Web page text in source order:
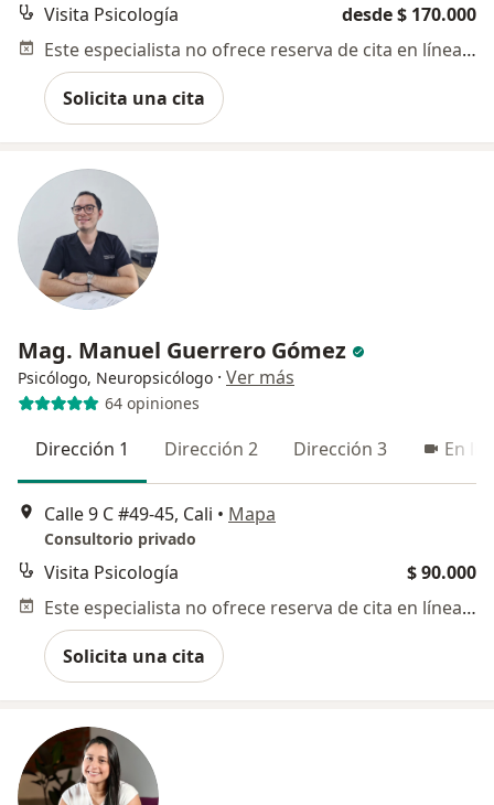
Visita Psicología
desde $ 170.000
Este especialista no ofrece reserva de cita en línea en esta dirección.
Solicita una cita
Mag. Manuel Guerrero Gómez
Psicólogo, Neuropsicólogo · Ver más
64 opiniones
Dirección 1 Dirección 2 Dirección 3 En
Calle 9 C #49-45, Cali • Mapa
Consultorio privado
Visita Psicología
$ 90.000
Este especialista no ofrece reserva de cita en línea en esta dirección.
Solicita una cita